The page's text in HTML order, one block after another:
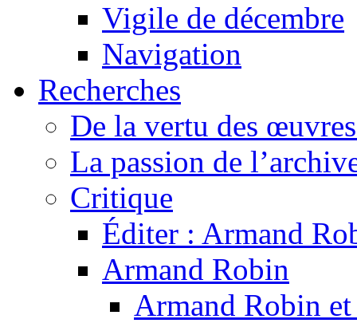
Vigile de décembre
Navigation
Recherches
De la vertu des
La passion de
Critique
Éditer : Armand
Armand Robin
Armand Robin